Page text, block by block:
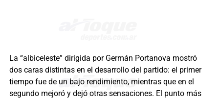
La “albiceleste” dirigida por Germán Portanova mostró
dos caras distintas en el desarrollo del partido: el primer
tiempo fue de un bajo rendimiento, mientras que en el
segundo mejoró y dejó otras sensaciones. El punto más